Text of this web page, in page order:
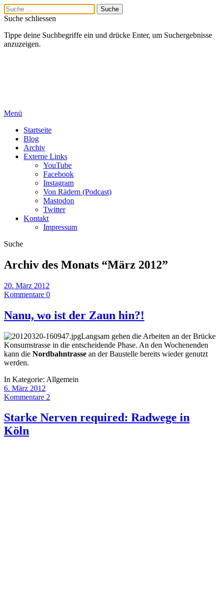
Suche schliessen
Tippe deine Suchbegriffe ein und drücke Enter, um Suchergebnisse
anzuzeigen.
Menü
Startseite
Blog
Archiv
Externe Links
YouTube
Facebook
Instagram
Von Rädern (Podcast)
Mastodon
Twitter
Kontakt
Impressum
Suche
Archiv des Monats “März 2012”
20. März 2012
Kommentare 0
Nanu, wo ist der Zaun hin?!
Langsam gehen die Arbeiten an der Brücke
Konsumstrasse in die entscheidende Phase. An den Wochenenden
kann die Nordbahntrasse an der Baustelle bereits wieder genutzt
werden.
In Kategorie: Allgemein
6. März 2012
Kommentare 2
Starke Nerven required: Radwege in
Köln